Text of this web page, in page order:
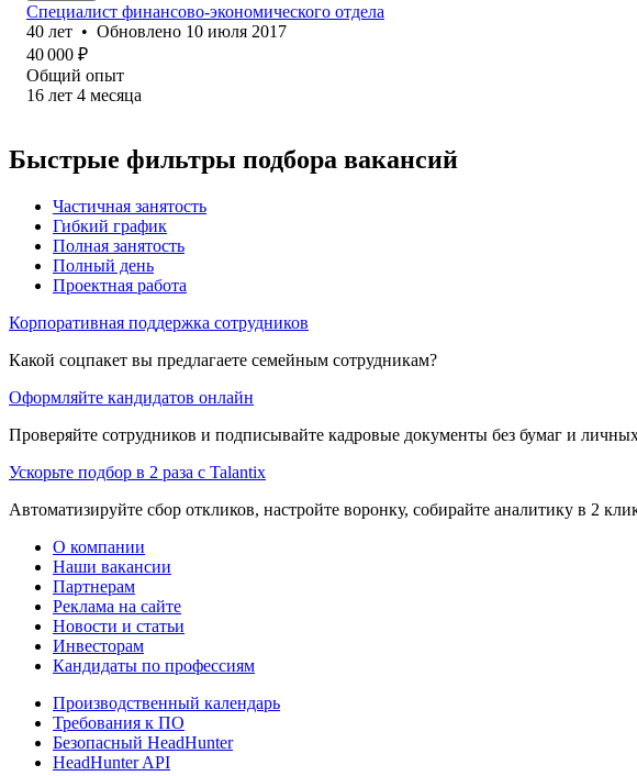
Специалист финансово-экономического отдела
40 лет • Обновлено 10 июля 2017
40 000 ₽
Общий опыт
16 лет 4 месяца
Быстрые фильтры подбора вакансий
Частичная занятость
Гибкий график
Полная занятость
Полный день
Проектная работа
Корпоративная поддержка сотрудников
Какой соцпакет вы предлагаете семейным сотрудникам?
Оформляйте кандидатов онлайн
Проверяйте сотрудников и подписывайте кадровые документы без бумаг и
Ускорьте подбор в 2 раза с Talantix
Автоматизируйте сбор откликов, настройте воронку, собирайте аналитику в 2
О компании
Наши вакансии
Партнерам
Реклама на сайте
Новости и статьи
Инвесторам
Кандидаты по профессиям
Производственный календарь
Требования к ПО
Безопасный HeadHunter
HeadHunter API